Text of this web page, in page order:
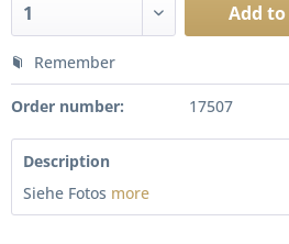
Add to
Remember
Order number: 17507
Description
Siehe Fotos more